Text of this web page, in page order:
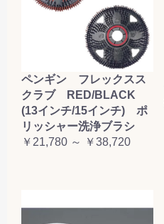
ペンギン フレックスス
クラブ RED/BLACK
(13インチ/15インチ) ポ
リッシャー洗浄ブラシ
￥21,780 ～ ￥38,720